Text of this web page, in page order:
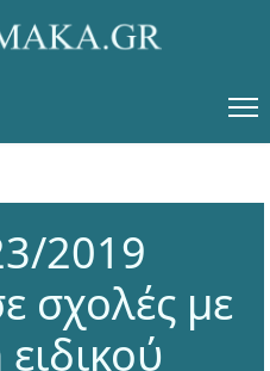
2019
σχολές με